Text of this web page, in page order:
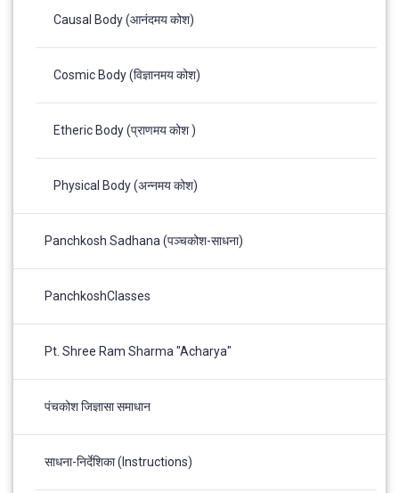
Causal Body (आनंदमय कोश)
Cosmic Body (विज्ञानमय कोश)
Etheric Body (प्राणमय कोश )
Physical Body (अन्नमय कोश)
Panchkosh Sadhana (पञ्चकोश-साधना)
PanchkoshClasses
Pt. Shree Ram Sharma "Acharya"
पंचकोश जिज्ञासा समाधान
साधना-निर्देशिका (Instructions)